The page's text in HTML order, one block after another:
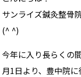
サンライズ鍼灸整骨
(^ ^)
今年に入り長らくの
月1日より、豊中院に